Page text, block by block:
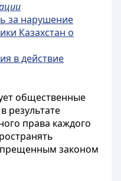
за нарушение
Казахстан о
в действие
общественные
результате
права каждого
законом